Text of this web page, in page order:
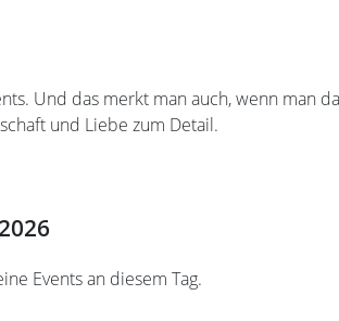
Und das merkt man auch, wenn man
und Liebe zum Detail.
Events an diesem Tag.